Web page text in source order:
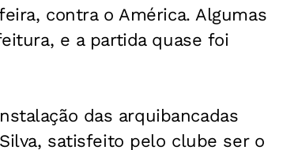
contra o América. Algumas
e a partida quase foi
das arquibancadas
satisfeito pelo clube ser o